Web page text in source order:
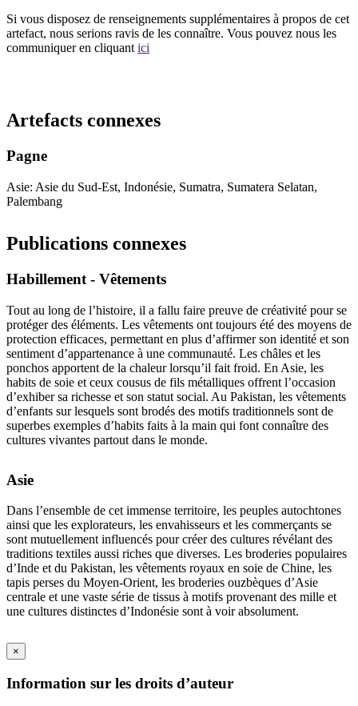
Si vous disposez de renseignements supplémentaires à propos de cet
artefact, nous serions ravis de les connaître. Vous pouvez nous les
communiquer en cliquant ici
Artefacts connexes
Pagne
Asie: Asie du Sud-Est, Indonésie, Sumatra, Sumatera Selatan,
Palembang
Publications connexes
Habillement - Vêtements
Tout au long de l’histoire, il a fallu faire preuve de créativité pour se
protéger des éléments. Les vêtements ont toujours été des moyens de
protection efficaces, permettant en plus d’affirmer son identité et son
sentiment d’appartenance à une communauté. Les châles et les
ponchos apportent de la chaleur lorsqu’il fait froid. En Asie, les
habits de soie et ceux cousus de fils métalliques offrent l’occasion
d’exhiber sa richesse et son statut social. Au Pakistan, les vêtements
d’enfants sur lesquels sont brodés des motifs traditionnels sont de
superbes exemples d’habits faits à la main qui font connaître des
cultures vivantes partout dans le monde.
Asie
Dans l’ensemble de cet immense territoire, les peuples autochtones
ainsi que les explorateurs, les envahisseurs et les commerçants se
sont mutuellement influencés pour créer des cultures révélant des
traditions textiles aussi riches que diverses. Les broderies populaires
d’Inde et du Pakistan, les vêtements royaux en soie de Chine, les
tapis perses du Moyen-Orient, les broderies ouzbèques d’Asie
centrale et une vaste série de tissus à motifs provenant des mille et
une cultures distinctes d’Indonésie sont à voir absolument.
×
Information sur les droits d’auteur